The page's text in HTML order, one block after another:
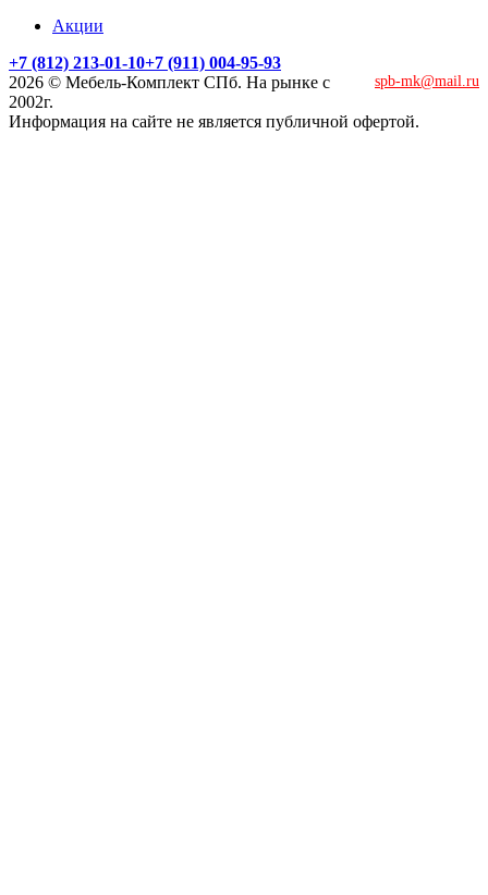
Акции
+7 (812) 213-01-10+7 (911) 004-95-93
spb-mk@mail.ru
2026 © Мебель-Комплект СПб. На рынке с
2002г.
Информация на сайте не является публичной офертой.